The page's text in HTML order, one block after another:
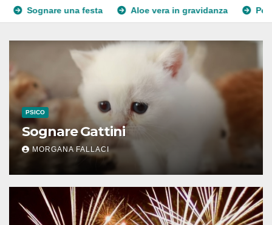
festa Aloe vera in gravidanza Pelle secca in
PSICO
Sognare Gattini
MORGANA FALLACI